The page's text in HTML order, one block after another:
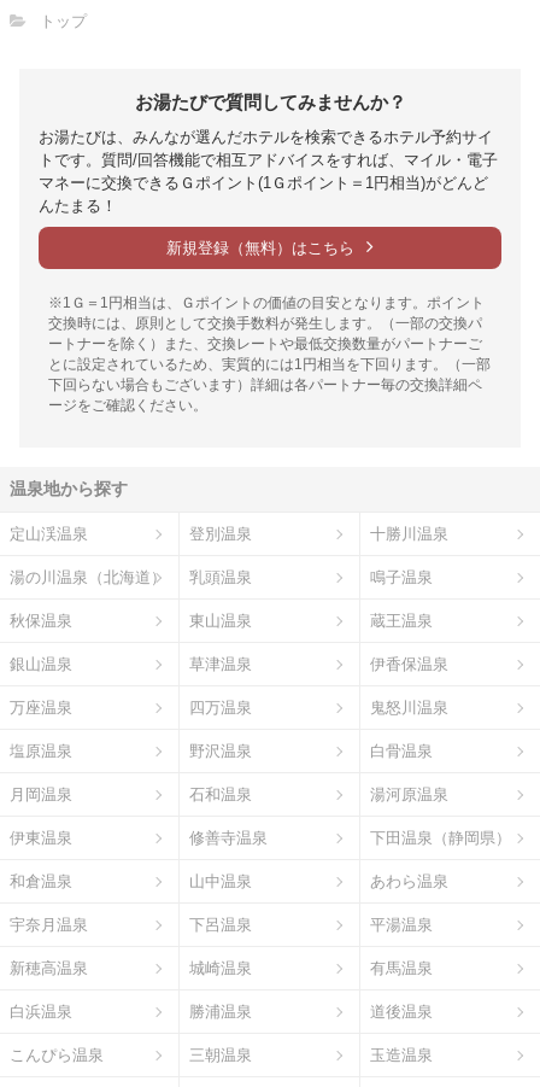
トップ
お湯たびで質問してみませんか？
お湯たびは、みんなが選んだホテルを検索できるホテル予約サイ
トです。質問/回答機能で相互アドバイスをすれば、マイル・電子
マネーに交換できるＧポイント(1Ｇポイント＝1円相当)がどんど
んたまる！
新規登録（無料）はこちら
※1Ｇ＝1円相当は、Ｇポイントの価値の目安となります。ポイント
交換時には、原則として交換手数料が発生します。（一部の交換パ
ートナーを除く）また、交換レートや最低交換数量がパートナーご
とに設定されているため、実質的には1円相当を下回ります。（一部
下回らない場合もございます）詳細は各パートナー毎の交換詳細ペ
ージをご確認ください。
温泉地から探す
定山渓温泉 登別温泉 十勝川温泉
湯の川温泉（北海道） 乳頭温泉 鳴子温泉
秋保温泉 東山温泉 蔵王温泉
銀山温泉 草津温泉 伊香保温泉
万座温泉 四万温泉 鬼怒川温泉
塩原温泉 野沢温泉 白骨温泉
月岡温泉 石和温泉 湯河原温泉
伊東温泉 修善寺温泉 下田温泉（静岡県）
和倉温泉 山中温泉 あわら温泉
宇奈月温泉 下呂温泉 平湯温泉
新穂高温泉 城崎温泉 有馬温泉
白浜温泉 勝浦温泉 道後温泉
こんぴら温泉 三朝温泉 玉造温泉